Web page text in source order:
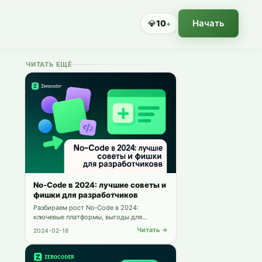
💎10+ Начать
ЧИТАТЬ ЕЩЁ
No-Code в 2024: лучшие советы и
фишки для разработчиков
Разбираем рост No‑Code в 2024:
ключевые платформы, выгоды для
разработчиков, интеграцию с кодом,
2024-02-18 Читать →